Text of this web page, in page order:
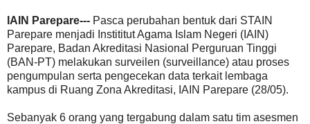
IAIN Parepare--- Pasca perubahan bentuk dari STAIN
Parepare menjadi Instititut Agama Islam Negeri (IAIN)
Parepare, Badan Akreditasi Nasional Perguruan Tinggi
(BAN-PT) melakukan surveilen (surveillance) atau proses
pengumpulan serta pengecekan data terkait lembaga
kampus di Ruang Zona Akreditasi, IAIN Parepare (28/05).
Sebanyak 6 orang yang tergabung dalam satu tim asesmen